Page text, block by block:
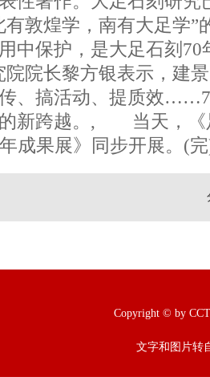
有敦煌学，南有大足
中保护，是大足石刻70
院院长黎方银表示，建
、搞活动、提质效
的新跨越。, 当天，
成果展》同步开展。(
Copyright © by
文字和图片转